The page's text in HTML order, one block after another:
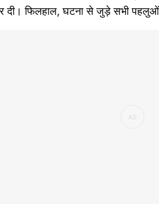
दी। फिलहाल, घटना से जुड़े सभी पहलुओं